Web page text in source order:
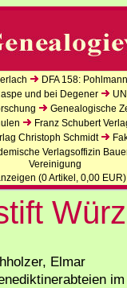
DFA 158:
und bei Degener
Genealogische
Franz Schubert
Christoph Schmidt
Verlagsoffizin
Vereinigung
(0Artikel, 0,00 EUR)
Elmar